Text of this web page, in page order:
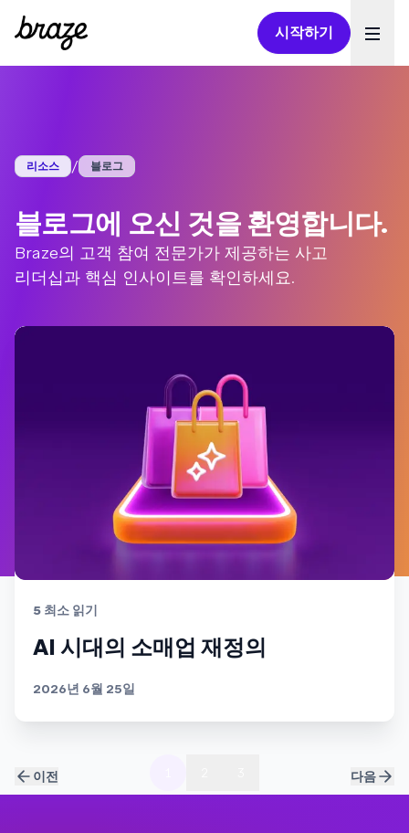
시작하기
리소스 / 블로그
블로그에 오신 것을 환영합니다.
Braze의 고객 참여 전문가가 제공하는 사고
리더십과 핵심 인사이트를 확인하세요.
이전
5 최소 읽기
AI 시대의 소매업 재정의
2026년 6월 25일
다음